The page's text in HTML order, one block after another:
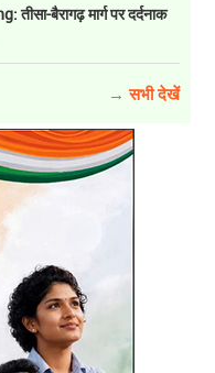
बैरागढ़ मार्ग पर दर्दनाक
→ सभी देखें